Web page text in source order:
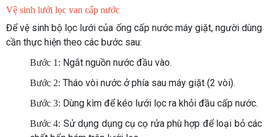
Vệ sinh lưới lọc van cấp nước
Để vệ sinh bộ lọc lưới của ống cấp nước máy giặt, người dùng
cần thực hiện theo các bước sau:
Bước 1: Ngắt nguồn nước đầu vào.
Bước 2: Tháo vòi nước ở phía sau máy giặt (2 vòi).
Bước 3: Dùng kìm để kéo lưới lọc ra khỏi đầu cấp nước.
Bước 4: Sử dụng dụng cụ cọ rửa phù hợp để loại bỏ các